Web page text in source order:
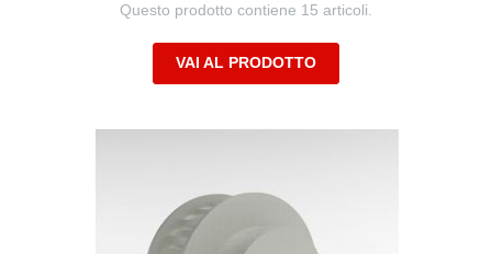
Questo prodotto contiene 15 articoli.
VAI AL PRODOTTO